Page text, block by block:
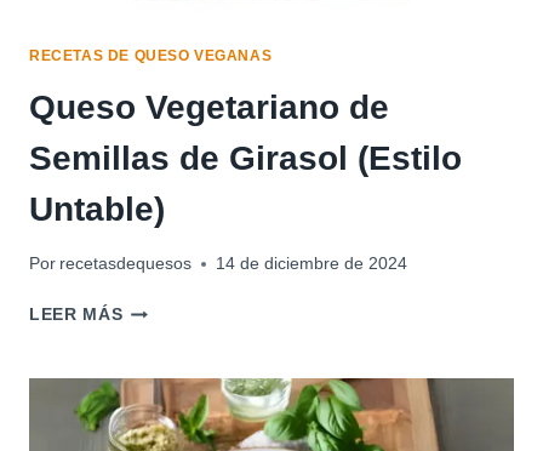
RECETAS DE QUESO VEGANAS
Queso Vegetariano de
Semillas de Girasol (Estilo
Untable)
Por recetasdequesos 14 de diciembre de 2024
LEER MÁSQUESO
SEMILLAS
DE
GIRASOL